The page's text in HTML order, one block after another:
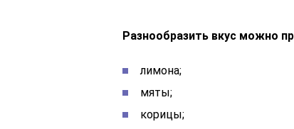
Разнообразить вкус можно
лимона;
мяты;
корицы;